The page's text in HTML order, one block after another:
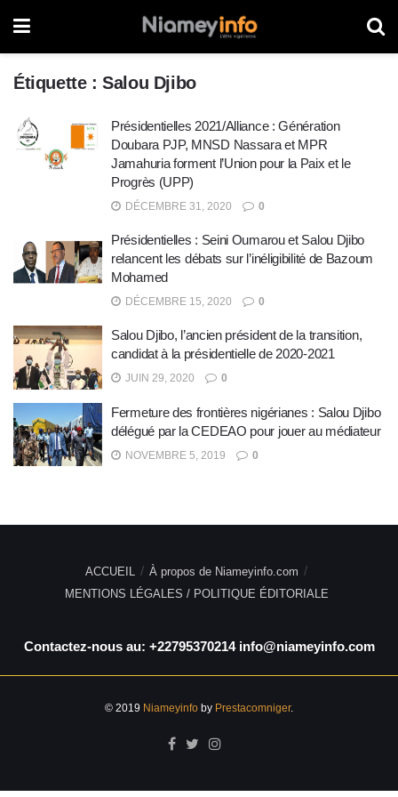
Étiquette :Salou Djibo
Présidentielles 2021/Alliance : Génération
Doubara PJP, MNSD Nassara et MPR
Jamahuria forment l’Union pour la Paix et le
Progrès (UPP)
DÉCEMBRE 31, 2020 0
Présidentielles : Seini Oumarou et Salou Djibo
relancent les débats sur l’inéligibilité de Bazoum
Mohamed
DÉCEMBRE 15, 2020 0
Salou Djibo, l’ancien président de la transition,
candidat à la présidentielle de 2020-2021
JUIN 29, 2020 0
Fermeture des frontières nigérianes : Salou Djibo
délégué par la CEDEAO pour jouer au médiateur
NOVEMBRE 5, 2019 0
ACCUEIL
À propos de Niameyinfo.com
MENTIONS LÉGALES / POLITIQUE ÉDITORIALE
Contactez-nous au: +22795370214 info@niameyinfo.com
© 2019 Niameyinfo by Prestacomniger.